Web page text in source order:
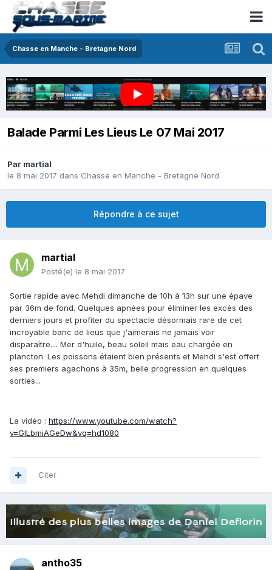
Chasse en Manche - Bretagne Nord
Balade Parmi Les Lieus Le 07 Mai 2017
Par martial
le 8 mai 2017 dans Chasse en Manche - Bretagne Nord
Répondre à ce sujet
martial
Posté(e) le 8 mai 2017
Sortie rapide avec Mehdi dimanche de 10h à 13h sur une épave
par 36m de fond. Quelques apnées pour éliminer les excès des
derniers jours et profiter du spectacle désormais rare de cet
incroyable banc de lieus que j'aimerais ne jamais voir
disparaître.... Mer d'huile, beau soleil mais eau chargée en
plancton. Les poissons étaient bien présents et Mehdi s'est offert
ses premiers agachons à 35m, belle progression en quelques
sorties...
La vidéo : https://www.youtube.com/watch?
v=GlLbmiAGeDw&vq=hd1080
Citer
antho35